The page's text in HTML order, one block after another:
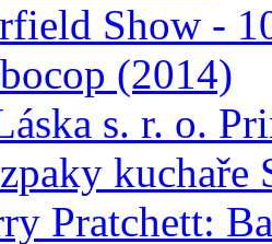
Show -
(2014)
s. r. o.
kuchaře
Pratchett: